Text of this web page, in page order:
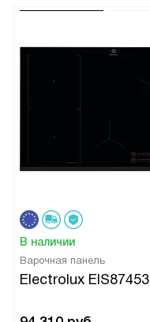
В наличии
Варочная панель
Electrolux EIS87453